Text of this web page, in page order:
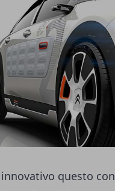
questo